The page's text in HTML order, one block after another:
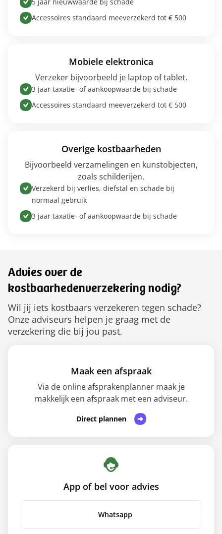
Accessoires standaard meeverzekerd tot € 500
Mobiele elektronica
Verzeker bijvoorbeeld je laptop of tablet.
3 jaar taxatie- of aankoopwaarde bij schade
Accessoires standaard meeverzekerd tot € 500
Overige kostbaarheden
Bijvoorbeeld verzamelingen en kunstobjecten,
zoals schilderijen.
Verzekerd bij verlies, diefstal en schade bij
normaal gebruik
3 jaar taxatie- of aankoopwaarde bij schade
Advies over de
kostbaarhedenverzekering nodig?
Wil jij iets kostbaars verzekeren tegen schade?
Onze adviseurs helpen je graag met de
verzekering die bij jou past.
Maak een afspraak
Via de online afsprakenplanner maak je
makkelijk een afspraak met een adviseur.
Direct plannen
App of bel voor advies
Whatsapp